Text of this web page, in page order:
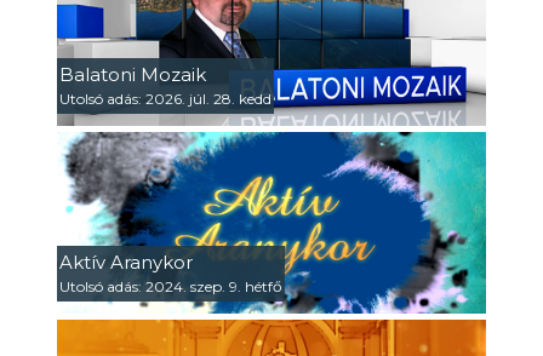
Balatoni Mozaik
Utolsó adás: 2026. júl. 28. kedd
Aktív Aranykor
Utolsó adás: 2024. szep. 9. hétfő